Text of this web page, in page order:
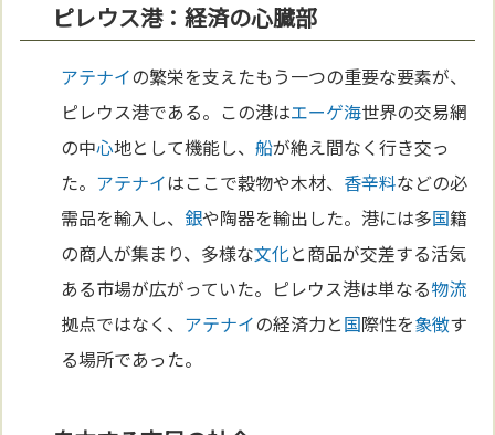
ピレウス港：経済の心臓部
アテナイの繁栄を支えたもう一つの重要な要素が、
ピレウス港である。この港はエーゲ海世界の交易網
の中心地として機能し、船が絶え間なく行き交っ
た。 アテナイはここで穀物や木材、 香辛料などの必
需品を輸入し、 銀や陶器を輸出した。港には多国籍
の商人が集まり、多様な文化と商品が交差する活気
ある市場が広がっていた。ピレウス港は単なる物流
拠点ではなく、 アテナイの経済力と国際性を象徴す
る場所であった。